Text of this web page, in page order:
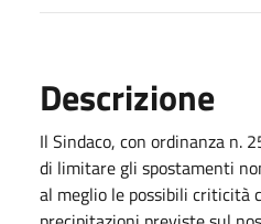
Descrizione
Il Sindaco, con ordinanza n.
di limitare gli spostamenti
al meglio le possibili criticità